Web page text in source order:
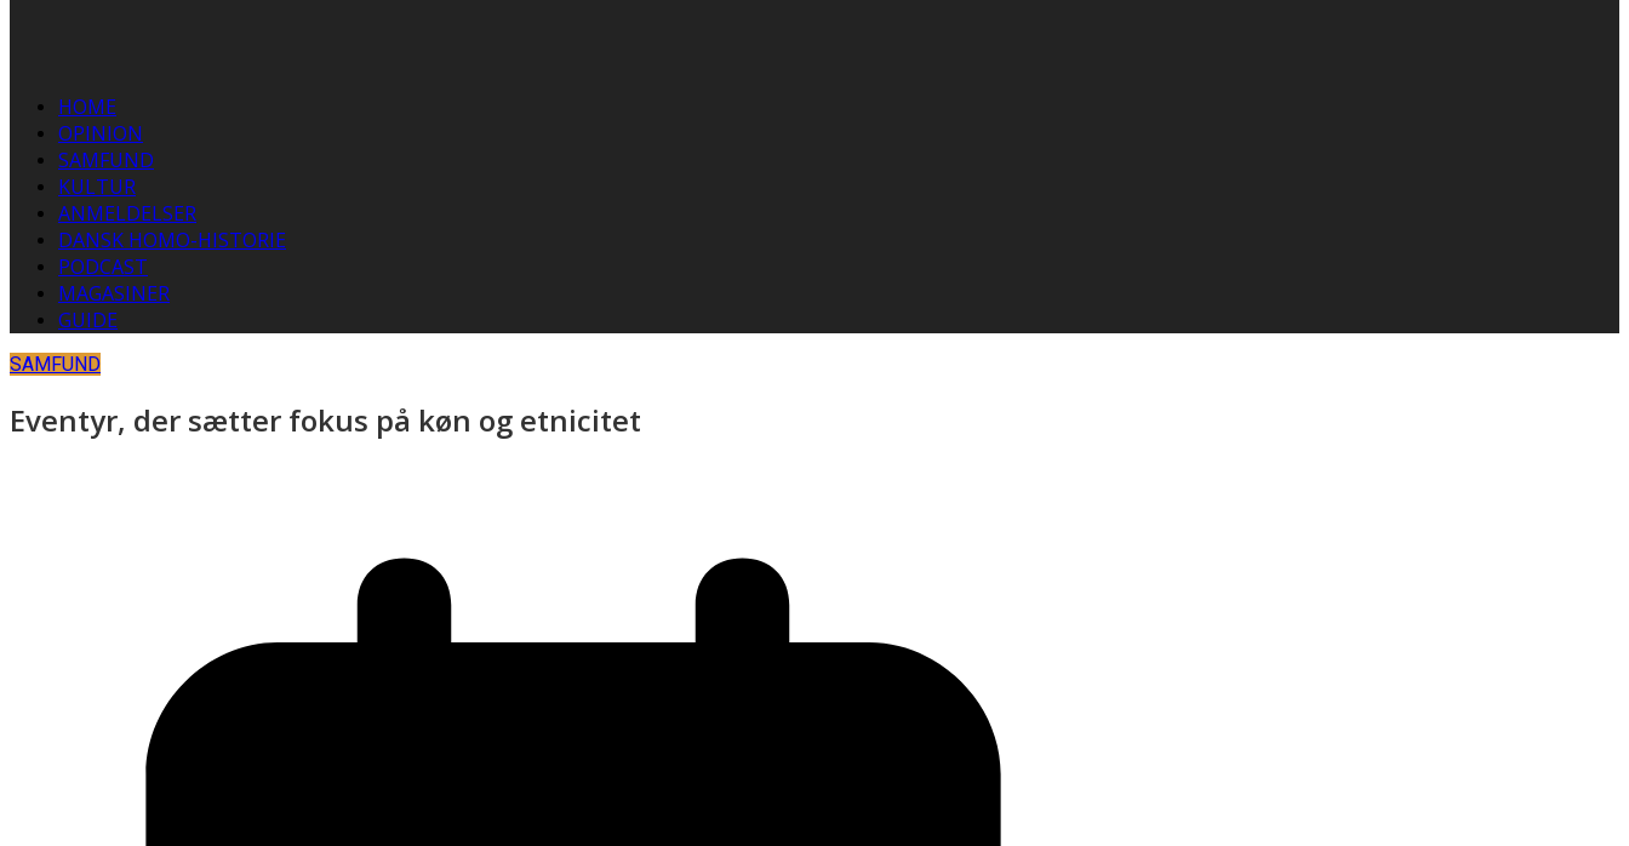
HOME
OPINION
SAMFUND
KULTUR
ANMELDELSER
DANSK HOMO-HISTORIE
PODCAST
MAGASINER
GUIDE
SAMFUND
Eventyr, der sætter fokus på køn og etnicitet